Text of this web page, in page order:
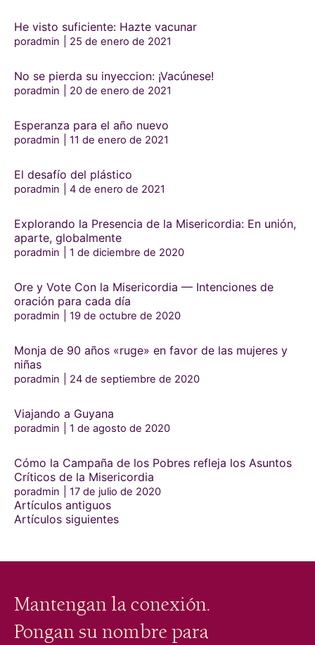
He visto suficiente: Hazte vacunar
poradmin 25 de enero de 2021
No se pierda su inyeccion: ¡Vacúnese!
poradmin 20 de enero de 2021
Esperanza para el año nuevo
poradmin 11 de enero de 2021
El desafío del plástico
poradmin 4 de enero de 2021
Explorando la Presencia de la Misericordia: En unión,
aparte, globalmente
poradmin 1 de diciembre de 2020
Ore y Vote Con la Misericordia — Intenciones de
oración para cada día
poradmin 19 de octubre de 2020
Monja de 90 años «ruge» en favor de las mujeres y
niñas
poradmin 24 de septiembre de 2020
Viajando a Guyana
poradmin 1 de agosto de 2020
Cómo la Campaña de los Pobres refleja los Asuntos
Críticos de la Misericordia
poradmin 17 de julio de 2020
Navegación
de
Artículos antiguos
Artículos siguientes
Mantengan la conexión.
Pongan su nombre para